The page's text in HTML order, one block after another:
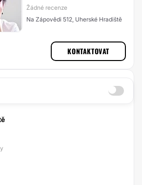
Žádné recenze
Na Zápovědi 512, Uherské Hradiště
KONTAKTOVAT